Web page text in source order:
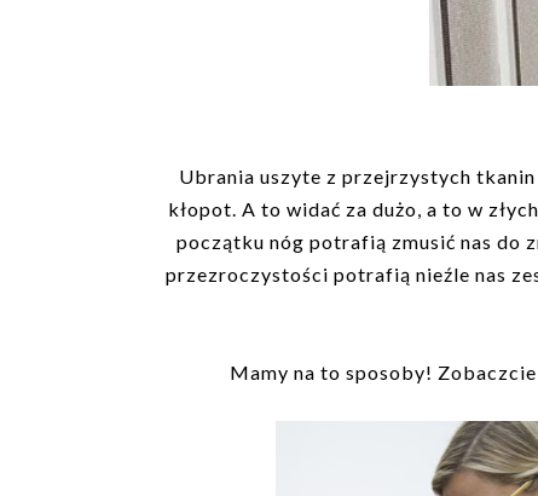
Ubrania uszyte z przejrzystych
kłopot. A to widać za dużo, a to w
początku nóg potrafią zmusić nas do
przezroczystości potrafią nieźle nas
Mamy na to sposoby!